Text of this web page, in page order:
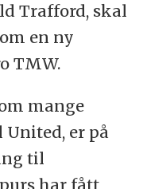
Trafford, skal
en ny
TMW.
mange
er på
til
har fått